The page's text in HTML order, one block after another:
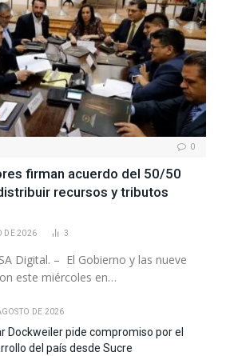
0
firman acuerdo del 50/50
recursos y tributos
DE 2026 3
Digital. – El Gobierno y las nueve
este miércoles en…
DE 2026
Dockweiler pide compromiso por el
del país desde Sucre